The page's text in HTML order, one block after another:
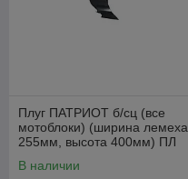
Плуг ПАТРИОТ б/сц (все
мотоблоки) (ширина лемеха
255мм, высота 400мм) ПЛ
490001030
В наличии